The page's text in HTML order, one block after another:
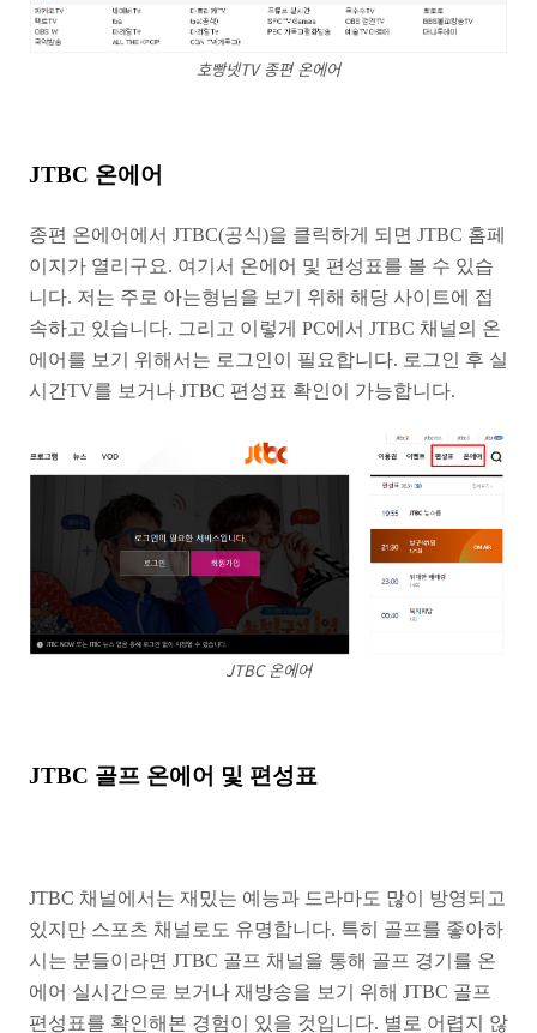
호빵넷TV 종편 온에어
JTBC 온에어
종편 온에어에서 JTBC(공식)을 클릭하게 되면 JTBC 홈페
이지가 열리구요. 여기서 온에어 및 편성표를 볼 수 있습
니다. 저는 주로 아는형님을 보기 위해 해당 사이트에 접
속하고 있습니다. 그리고 이렇게 PC에서 JTBC 채널의 온
에어를 보기 위해서는 로그인이 필요합니다. 로그인 후 실
시간TV를 보거나 JTBC 편성표 확인이 가능합니다.
JTBC 온에어
JTBC 골프 온에어 및 편성표
JTBC 채널에서는 재밌는 예능과 드라마도 많이 방영되고
있지만 스포츠 채널로도 유명합니다. 특히 골프를 좋아하
시는 분들이라면 JTBC 골프 채널을 통해 골프 경기를 온
에어 실시간으로 보거나 재방송을 보기 위해 JTBC 골프
편성표를 확인해본 경험이 있을 것입니다. 별로 어렵지 않